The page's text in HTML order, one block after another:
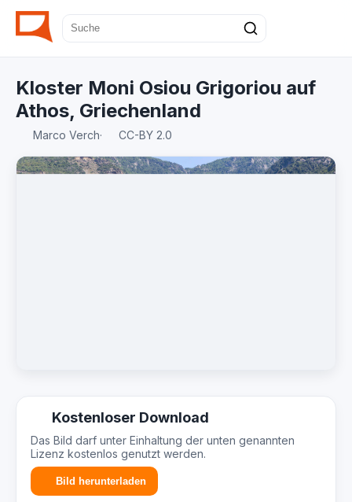
Kloster Moni Osiou Grigoriou auf
Athos, Griechenland
Marco Verch· CC-BY 2.0
Kostenloser Download
Das Bild darf unter Einhaltung der unten genannten
Lizenz kostenlos genutzt werden.
Bild herunterladen